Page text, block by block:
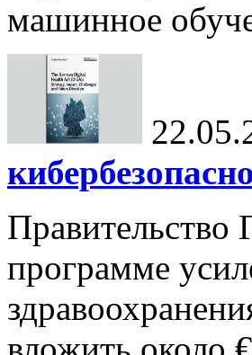
машинное
Правительство
программе